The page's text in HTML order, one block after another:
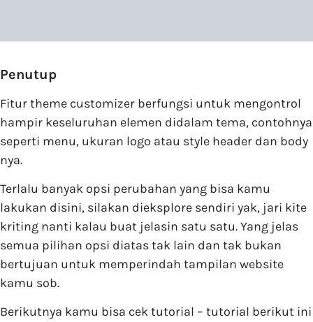
Penutup
Fitur theme customizer berfungsi untuk mengontrol
hampir keseluruhan elemen didalam tema, contohnya
seperti menu, ukuran logo atau style header dan body
nya.
Terlalu banyak opsi perubahan yang bisa kamu
lakukan disini, silakan dieksplore sendiri yak, jari kite
kriting nanti kalau buat jelasin satu satu. Yang jelas
semua pilihan opsi diatas tak lain dan tak bukan
bertujuan untuk memperindah tampilan website
kamu sob.
Berikutnya kamu bisa cek tutorial – tutorial berikut ini